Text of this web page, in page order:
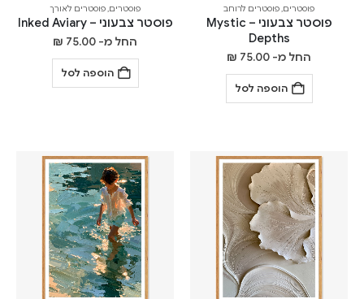
פוסטרים,פוסטרים לרוחב
פוסטר צבעוני – Mystic
Depths
החל מ- ₪ 75.00
הוספה לסל
פוסטרים,פוסטרים לאורך
פוסטר צבעוני – Inked Aviary
החל מ- ₪ 75.00
הוספה לסל